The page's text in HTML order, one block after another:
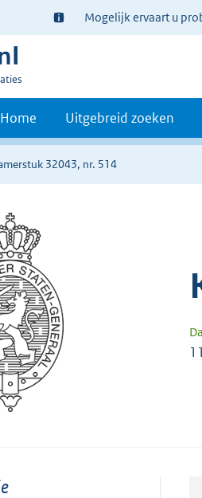
Ter
informatie:
Mogelijk ervaart u
Home Uitgebreid zoeken
32043, nr. 514